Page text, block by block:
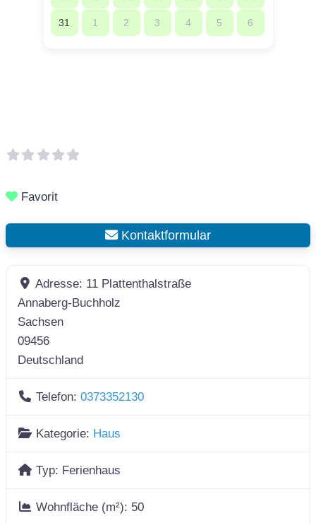
31 1 2 3 4 5 6
Favorit
Kontaktformular
Adresse: 11 Plattenthalstraße
Annaberg-Buchholz
Sachsen
09456
Deutschland
Telefon:0373352130
Kategorie: Haus
Typ: Ferienhaus
Wohnfläche (m²): 50